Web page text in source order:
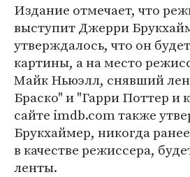
Издание отмечает, что
выступит Джерри
утверждалось, что он
картины, а на место
Майк Ньюэлл, снявший
Браско" и "Гарри Поттер и
сайте imdb.com также
Брукхаймер, никогда
в качестве режиссера,
ленты.